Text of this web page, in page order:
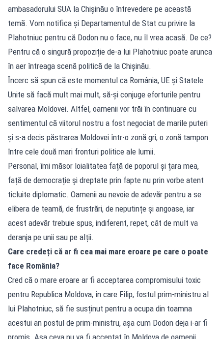
ambasadorului SUA la Chișinău o întrevedere pe această
temă. Vom notifica și Departamentul de Stat cu privire la
Plahotniuc pentru că Dodon nu o face, nu îl vrea acasă. De ce?
Pentru că o singură propoziție de-a lui Plahotniuc poate arunca
în aer întreaga scenă politică de la Chișinău.
Încerc să spun că este momentul ca România, UE și Statele
Unite să facă mult mai mult, să-și conjuge eforturile pentru
salvarea Moldovei. Altfel, oamenii vor trăi în continuare cu
sentimentul că viitorul nostru a fost negociat de marile puteri
și s-a decis păstrarea Moldovei într-o zonă gri, o zonă tampon
între cele două mari fronturi politice ale lumii.
Personal, îmi măsor loialitatea față de poporul și țara mea,
față de democrație și dreptate prin fapte nu prin vorbe atent
ticluite diplomatic. Oamenii au nevoie de adevăr pentru a se
elibera de teamă, de frustrări, de neputințe și angoase, iar
acest adevăr trebuie spus, indiferent, repet, cât de mult va
deranja pe unii sau pe alții.
Care credeți că ar fi cea mai mare eroare pe care o poate
face România?
Cred că o mare eroare ar fi acceptarea compromisului toxic
pentru Republica Moldova, în care Filip, fostul prim-ministru al
lui Plahotniuc, să fie susținut pentru a ocupa din toamna
acestui an postul de prim-ministru, așa cum Dodon deja i-ar fi
promis. Așa ceva nu va fi acceptat în Moldova de oamenii